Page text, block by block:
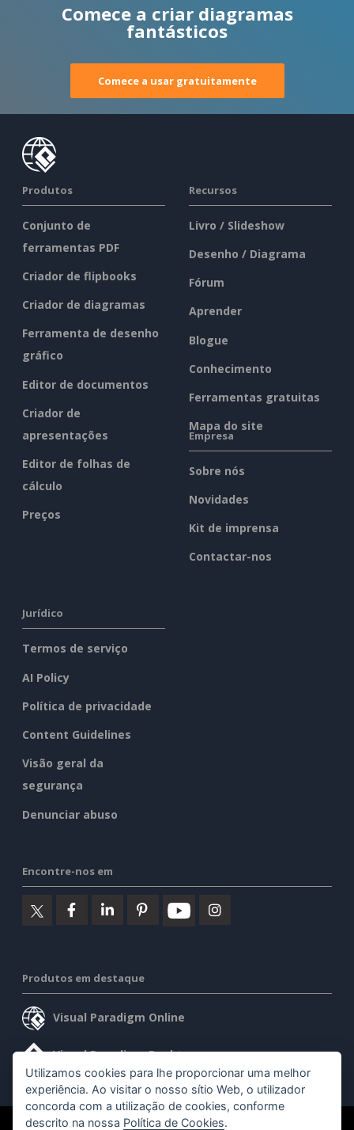
Comece a criar diagramas
fantásticos
Comece a usar gratuitamente
Produtos
Conjunto de
ferramentas PDF
Criador de flipbooks
Criador de diagramas
Ferramenta de desenho
gráfico
Editor de documentos
Criador de
apresentações
Editor de folhas de
cálculo
Preços
Recursos
Livro / Slideshow
Desenho / Diagrama
Fórum
Aprender
Blogue
Conhecimento
Ferramentas gratuitas
Mapa do site
Empresa
Sobre nós
Novidades
Kit de imprensa
Contactar-nos
Jurídico
Termos de serviço
AI Policy
Política de privacidade
Content Guidelines
Visão geral da
segurança
Denunciar abuso
Encontre-nos em
Produtos em destaque
Visual Paradigm Online
Visual Paradigm Desktop
Utilizamos cookies para lhe proporcionar uma melhor
experiência. Ao visitar o nosso sítio Web, o utilizador
concorda com a utilização de cookies, conforme
descrito na nossa Política de Cookies.